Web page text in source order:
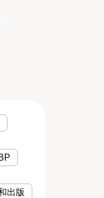
出版